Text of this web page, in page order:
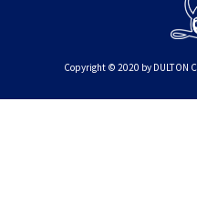
Copyright © 2020 by DULTON